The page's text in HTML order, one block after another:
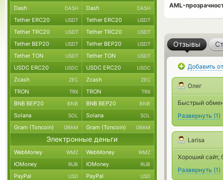
AML-
Отзывы
Добавить
Олег
Быстрый
Развернуть (1)
Larisa
Хороший сайт,
Развернуть (1)
Dash DASH Dash DASH
Tether ERC20 USDT Tether ERC20 USDT
Tether TRC20 USDT Tether TRC20 USDT
Tether BEP20 USDT Tether BEP20 USDT
Tether TON USDT Tether TON USDT
USDC ERC20 USDC USDC ERC20 USDC
Zcash ZEC Zcash ZEC
TRON TRX TRON TRX
BNB BEP20 BNB BNB BEP20 BNB
Solana SOL Solana SOL
Gram (Toncoin) GRAM Gram (Toncoin) GRAM
Электронные деньги
WebMoney WMZ WebMoney WMZ
ЮMoney RUB ЮMoney RUB
PayPal USD PayPal USD